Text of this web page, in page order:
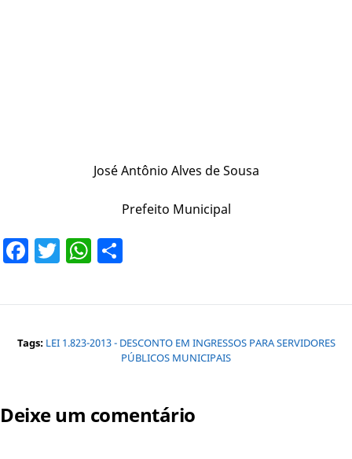
José Antônio Alves de Sousa
Prefeito Municipal
Facebook
TwitterWhatsApp
Tags: LEI 1.823-2013 - DESCONTO EM INGRESSOS PARA SERVIDORES
PÚBLICOS MUNICIPAIS
Deixe um comentário